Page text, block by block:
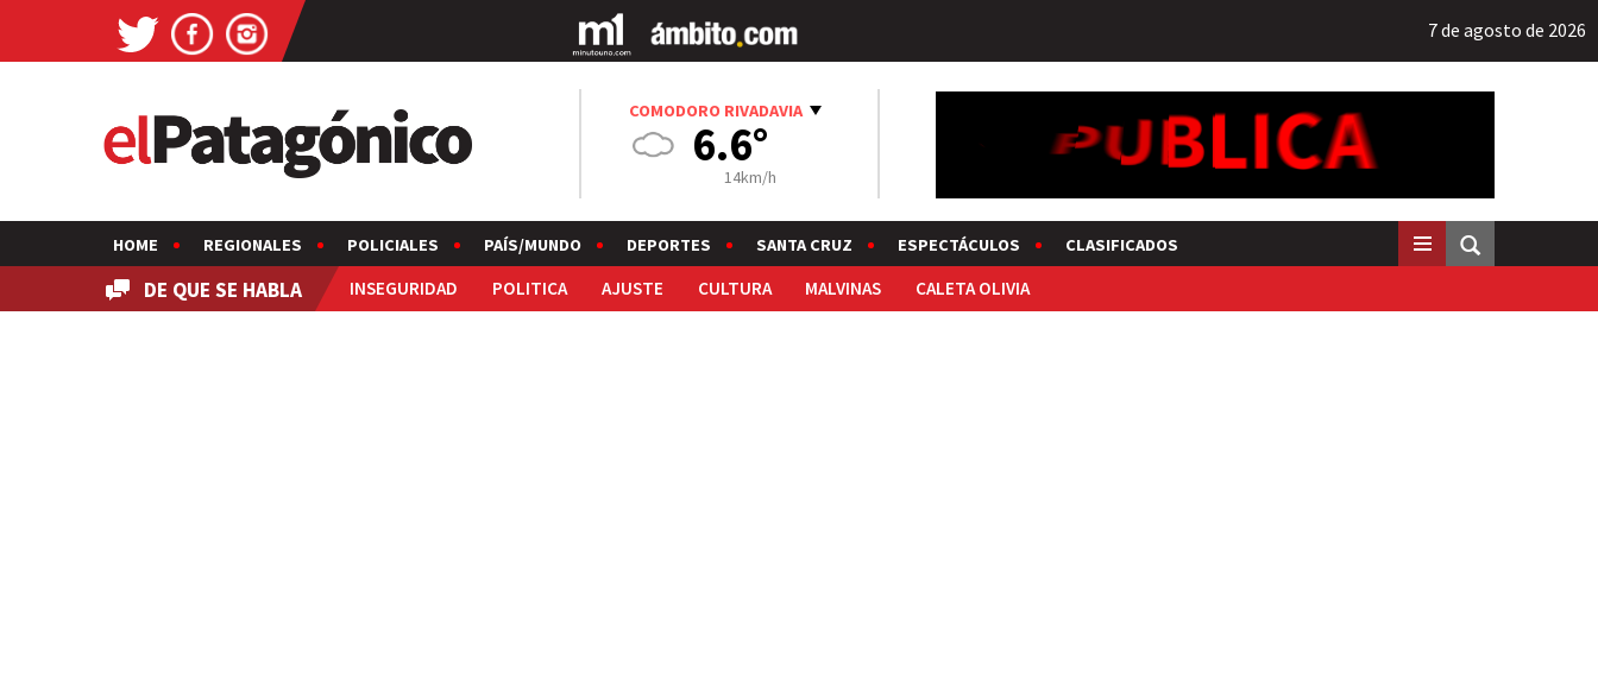
7 de agosto de 2026
COMODORO RIVADAVIA
6.6°
14km/h
HOME REGIONALES POLICIALES PAÍS/MUNDO DEPORTES SANTA CRUZ ESPECTÁCULOS CLASIFICADOS
DE QUE SE HABLA INSEGURIDAD POLITICA AJUSTE CULTURA MALVINAS CALETA OLIVIA